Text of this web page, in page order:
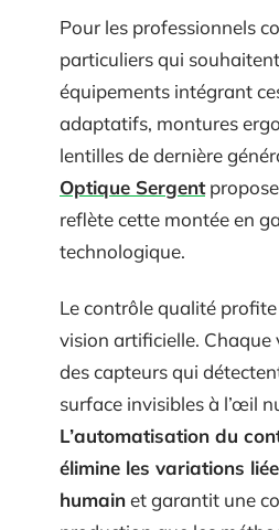
Pour les professionnels
particuliers qui
équipements intégrant
adaptatifs, montures
lentilles de dernière
Optique Sergent
reflète cette montée en
technologique.
Le contrôle qualité
vision artificielle. Chaque
des capteurs qui
surface invisibles à l’œil
L’automatisation du
élimine les variations
humainet garantit une